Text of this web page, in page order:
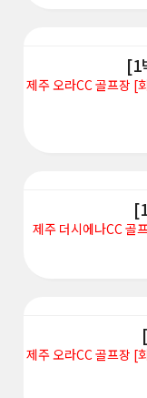
[1
제주 오라CC 골프장 [
제주 더시에나CC 골
제주 오라CC 골프장 [